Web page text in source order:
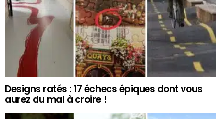
Designs ratés : 17 échecs épiques dont vous
aurez du mal à croire !